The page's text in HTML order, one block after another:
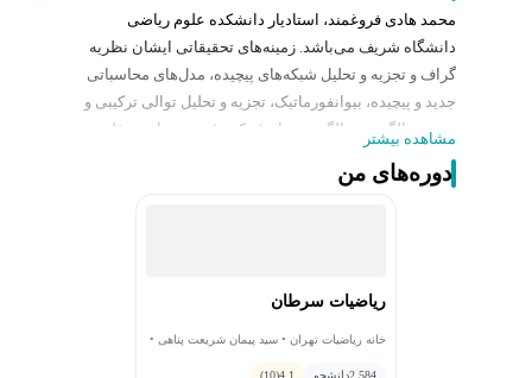
محمد هادی فروغمند، استادیار دانشکده علوم ریاضی
دانشگاه شریف می‌باشد. زمینه‌های تحقیقاتی ایشان نظریه
گراف و تجزیه و تحلیل شبکه‌های پیچیده، مدل‌های محاسباتی
جدید و پیچیده، بیوانفورماتیک، تجزیه و تحلیل توالی ترکیبی و
جستجو الگوریتم، الگوریتم‌ها و (ترکیبی) بهینه سازی و فلسفه
علوم کامپیوتر است.
کامپیوتر بدست آمده است.
مشاهده بیشتر
دوره‌های من
ریاضیات سرطان
خانه ریاضیات تهران • سید پیمان شریعت پناهی •
مرعشی
2,584دانشجو 4.1
(10)